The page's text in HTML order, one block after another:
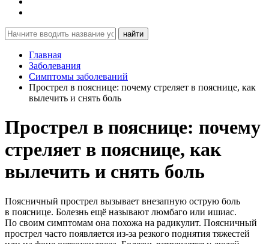
найти
Главная
Заболевания
Симптомы заболеваний
Прострел в пояснице: почему стреляет в пояснице, как
вылечить и снять боль
Прострел в пояснице: почему
стреляет в пояснице, как
вылечить и снять боль
Поясничный прострел вызывает внезапную острую боль
в пояснице. Болезнь ещё называют люмбаго или ишиас.
По своим симптомам она похожа на радикулит. Поясничный
прострел часто появляется из-за резкого поднятия тяжестей